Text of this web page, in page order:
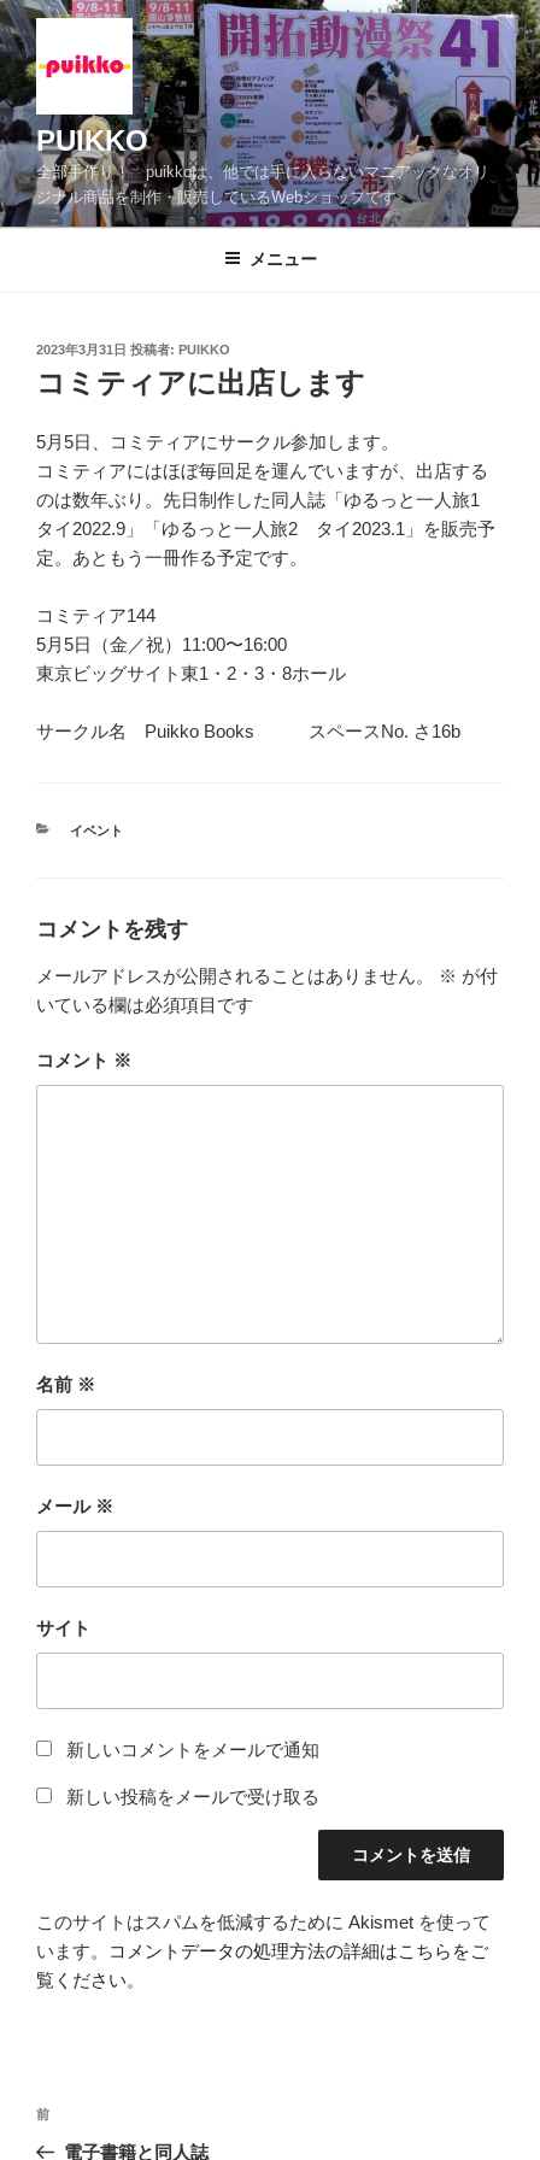
コ
ン
テ
ン
ツ
へ
ス
キ
PUIKKO
全部手作り！ puikkoは、他では手に入らないマニアックなオリ
ジナル商品を制作・販売しているWebショップです
メニュー
投
日:
2023年3月31日 投稿者: PUIKKO
コミティアに出店します
5月5日、コミティアにサークル参加します。
コミティアにはほぼ毎回足を運んでいますが、出店する
のは数年ぶり。先日制作した同人誌「ゆるっと一人旅1
タイ2022.9」「ゆるっと一人旅2 タイ2023.1」を販売予
定。あともう一冊作る予定です。
コミティア144
5月5日（金／祝）11:00〜16:00
東京ビッグサイト東1・2・3・8ホール
サークル名 Puikko Books スペースNo. さ16b
カ
イベント
コメントを残す
メールアドレスが公開されることはありません。 ※ が付
いている欄は必須項目です
コメント ※
名前 ※
メール ※
サイト
新しいコメントをメールで通知
新しい投稿をメールで受け取る
このサイトはスパムを低減するために Akismet を使って
います。
コメントデータの処理方法の詳細はこちらをご
覧ください。
投
前
の
前
電子書籍と同人誌